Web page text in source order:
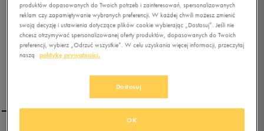
1/4
produktów dopasowanych do Twoich potrzeb i zainteresowań, spersonalizowanych
reklam czy zapamiętywanie wybranych preferencji. W każdej chwili możesz zmienić
swoją decyzję i ustawienia dotyczące plików cookie wybierając „Dostosuj”. Jeśli nie
chcesz otrzymywać spersonalizowanej oferty produktów, dopasowanych do Twoich
preferencji, wybierz „Odrzuć wszystkie”. W celu uzyskania więcej informacji, przeczytaj
naszą
politykę prywatności.
Dostosuj
OK